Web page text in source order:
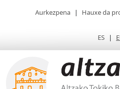
Aurkezpena | Hauxe da
ES |